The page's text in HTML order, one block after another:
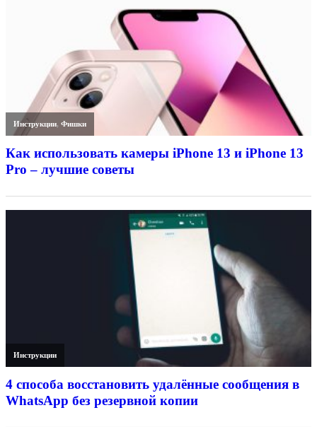
Инструкции,Фишки
Как использовать камеры iPhone 13 и iPhone 13
Pro – лучшие советы
Инструкции
4 способа восстановить удалённые сообщения в
WhatsApp без резервной копии